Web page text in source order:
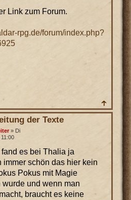
Link zum Forum.
rpg.de/forum/index.php?
der Texte
» Di
es bei Thalia ja
immer schön das hier kein
Pokus mit Magie
wurde und wenn man
braucht es keine